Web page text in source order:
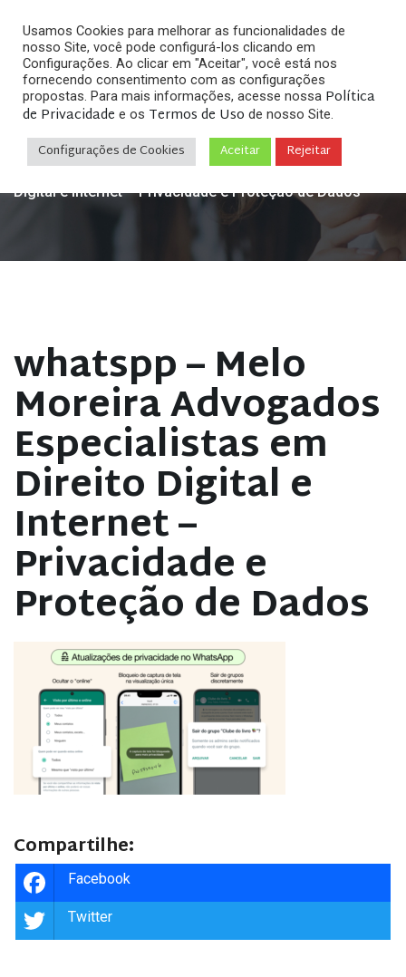
Home »Redes Sociais»WhatsApp permitirá ocultar
"on-line" e sair de grupos sem ser notado»whatspp –
Melo Moreira Advogados Especialistas em Direito
Digital e Internet – Privacidade e Proteção de Dados
whatspp – Melo
Moreira Advogados
Especialistas em
Direito Digital e
Internet –
Privacidade e
Proteção de Dados
Compartilhe:
Facebook
Twitter
Usamos Cookies para melhorar as funcionalidades de
nosso Site, você pode configurá-los clicando em
Configurações. Ao clicar em "Aceitar", você está nos
fornecendo consentimento com as configurações
propostas. Para mais informações, acesse nossa Política
de Privacidade e os Termos de Uso de nosso Site.
Configurações de Cookies Aceitar Rejeitar